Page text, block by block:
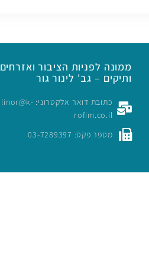
ממונה לפניות הציבור ואזרחים
ותיקים – גב' לינור גור
כתובת דואר אלקטרוני: linor@k-
rofim.co.il
מספר פקס: 03-7289397